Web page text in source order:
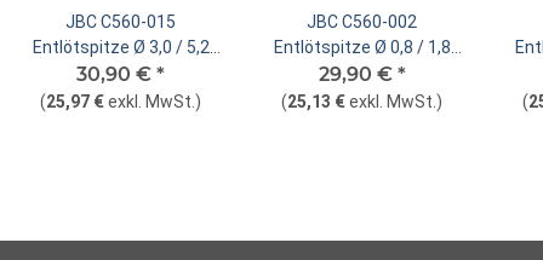
JBC C560-015
Entlötspitze Ø 3,0 / 5,2
mm Düse gerade
30,90 € *
(25,97 €exkl. MwSt. )
JBC C560-002
Entlötspitze Ø 0,8 / 1,8
mm Düse gerade
29,90 € *
(25,13 €exkl. MwSt. )
(